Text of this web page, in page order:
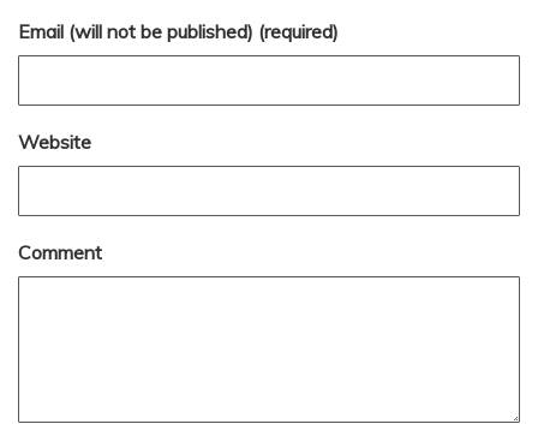
Email (will not be published) (required)
Website
Comment